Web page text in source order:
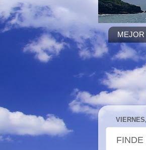
MEJOR
FINDE